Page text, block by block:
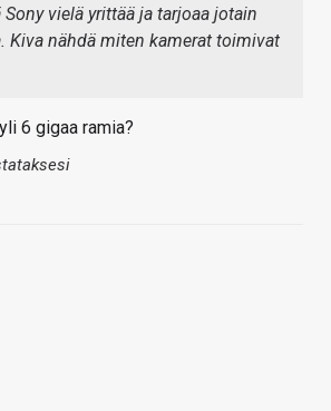
Sony vielä yrittää ja tarjoaa jotain
Kiva nähdä miten kamerat toimivat
6 gigaa ramia?